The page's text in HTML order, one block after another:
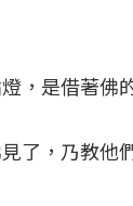
，是借著
了，乃教他